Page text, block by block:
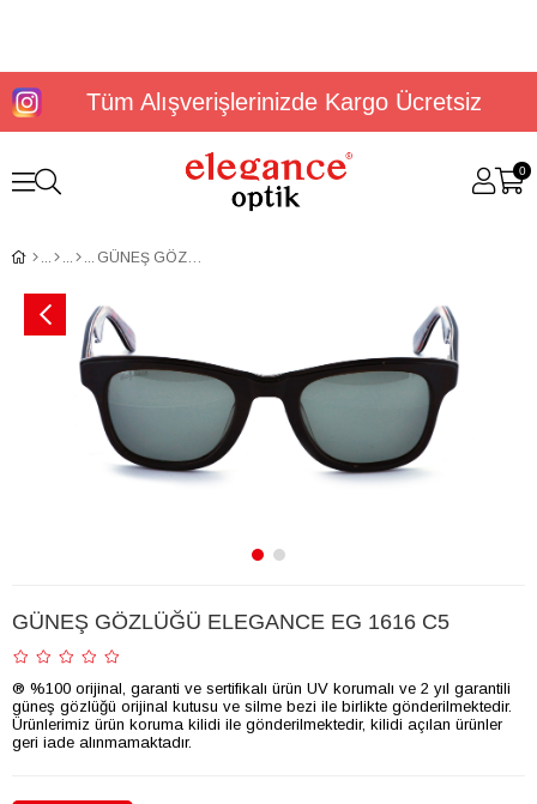
Tüm Alışverişlerinizde Kargo Ücretsiz
0
GÜNEŞ GÖZLÜĞÜ ELEGANCE EG 1616 C5
GÜNEŞ GÖZLÜĞÜ ELEGANCE EG 1616 C5
® %100 orijinal, garanti ve sertifikalı ürün UV korumalı ve 2 yıl garantili
güneş gözlüğü orijinal kutusu ve silme bezi ile birlikte gönderilmektedir.
Ürünlerimiz ürün koruma kilidi ile gönderilmektedir, kilidi açılan ürünler
geri iade alınmamaktadır.